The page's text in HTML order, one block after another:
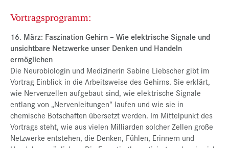
Vortragsprogramm:
16. März: Faszination Gehirn – Wie elektrische Signale und
unsichtbare Netzwerke unser Denken und Handeln
ermöglichen
Die Neurobiologin und Medizinerin Sabine Liebscher gibt im
Vortrag Einblick in die Arbeitsweise des Gehirns. Sie erklärt,
wie Nervenzellen aufgebaut sind, wie elektrische Signale
entlang von „Nervenleitungen“ laufen und wie sie in
chemische Botschaften übersetzt werden. Im Mittelpunkt des
Vortrags steht, wie aus vielen Milliarden solcher Zellen große
Netzwerke entstehen, die Denken, Fühlen, Erinnern und